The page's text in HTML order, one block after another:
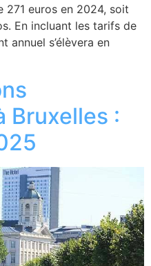
euros en 2024, soit
En incluant les tarifs de
annuel s’élèvera en
Bruxelles :